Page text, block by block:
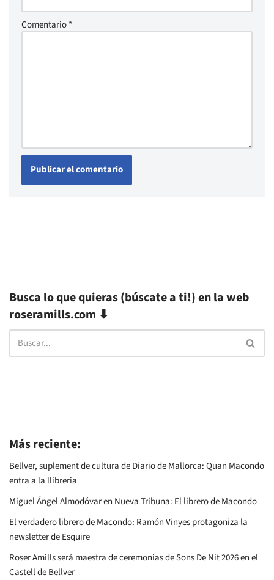
Comentario*
Busca lo que quieras (búscate a ti!) en la web
roseramills.com ⬇
Más reciente:
Bellver, suplement de cultura de Diario de Mallorca: Quan Macondo
entra a la llibreria
Miguel Ángel Almodóvar en Nueva Tribuna: El librero de Macondo
El verdadero librero de Macondo: Ramón Vinyes protagoniza la
newsletter de Esquire
Roser Amills será maestra de ceremonias de Sons De Nit 2026 en el
Castell de Bellver